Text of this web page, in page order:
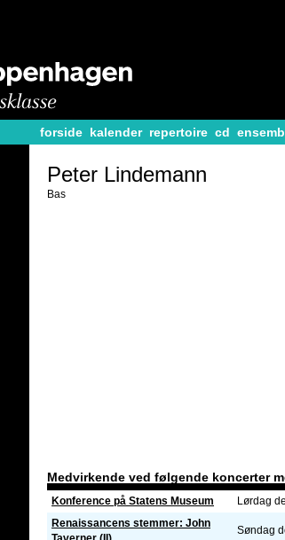
forside kalender repertoire cd
Peter Lindemann
Bas
Medvirkende ved følgende koncerter
Konference på Statens Museum Lørdag
Renaissancens stemmer: John
Søndag